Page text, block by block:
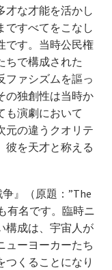
才な才能を活かし
ですべてをこなし
です。当時公民権
ちで構成された
ファシズムを謳っ
の独創性は当時か
も演劇において
元の違うクオリテ
彼を天才と称える
』（原題：”The
有名です。臨時ニ
構成は、宇宙人が
ューヨーカーたち
つくることになり